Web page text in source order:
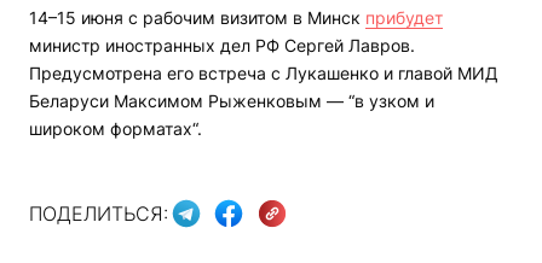
14–15 июня с рабочим визитом в Минск прибудет
министр иностранных дел РФ Сергей Лавров.
Предусмотрена его встреча с Лукашенко и главой МИД
Беларуси Максимом Рыженковым — “в узком и
широком форматах“.
ПОДЕЛИТЬСЯ: